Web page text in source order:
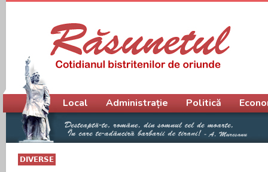
DIVERSE
Meniu principal
Local Administrație Politică